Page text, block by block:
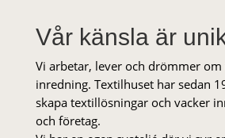
Vår känsla är
Vi arbetar, lever och drömmer
inredning. Textilhuset har sedan
skapa textillösningar och vacker
och företag.